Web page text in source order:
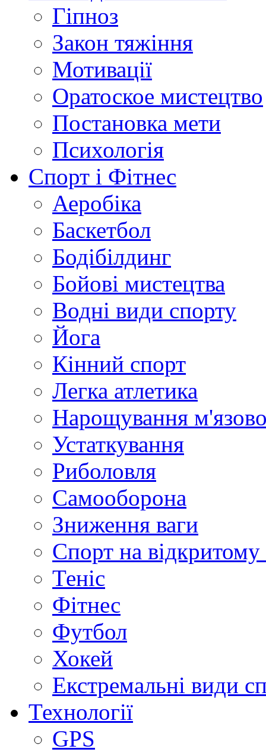
Гіпноз
Закон тяжіння
Мотивації
Оратоское мистецтво
Постановка мети
Психологія
Спорт і Фітнес
Аеробіка
Баскетбол
Бодібілдинг
Бойові мистецтва
Водні види спорту
Йога
Кінний спорт
Легка атлетика
Нарощування
Устаткування
Риболовля
Самооборона
Зниження ваги
Спорт на відкритому
Теніс
Фітнес
Футбол
Хокей
Екстремальні види
Технології
GPS